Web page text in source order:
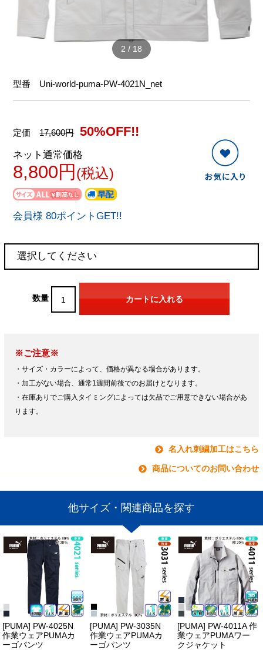
2 / 18
型番 Uni-world-puma-PW-4021N_net
定価17,600円 50%OFF!!
ネット通常価格
8,800円 (税込)
会員様 80ポイントGET!!
数量
※ご注意※
・サイズ・カラーによって、価格が異なる場合があります。
・加工がない場合、通常1週間前後でのお届けとなります。
・在庫ありでご購入タイミングによっては欠品でご用意できない場合があ
ります。
名入れ刺繍加工はこちら
商品についてのお問い合わせ
他サイズ・関連商品を探す
[PUMA] PW-4025N
作業ウェアPUMAカ
ーゴパンツ
[PUMA] PW-3035N
作業ウェアPUMAカ
ーゴパンツ
[PUMA] PW-4011A 作
業ウェアPUMAワー
クジャケット